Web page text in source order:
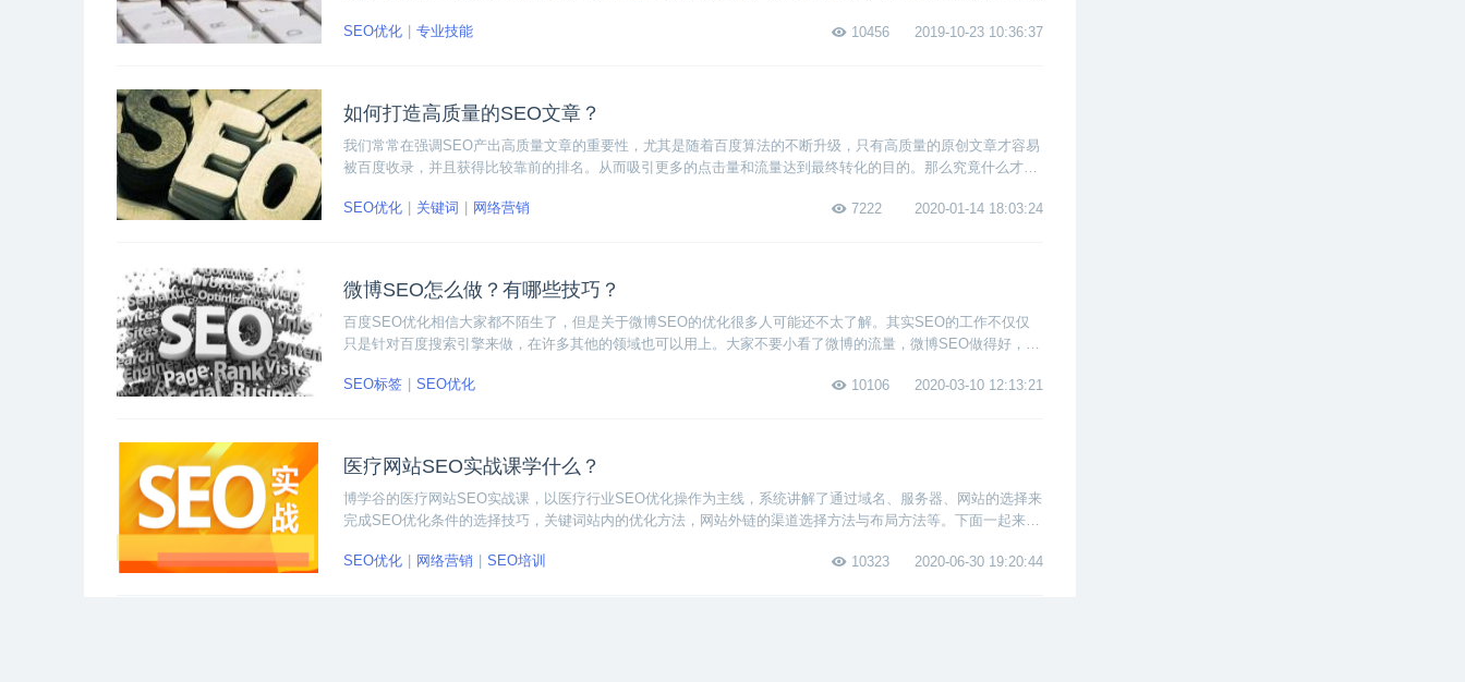
10456
2019-10-23 10:36:37
SEO优化 专业技能
如何打造高质量的SEO文章？
我们常常在强调SEO产出高质量文章的重要性，尤其是随着百度算法的不断升级，只有高质量的原创文章才容易
被百度收录，并且获得比较靠前的排名。从而吸引更多的点击量和流量达到最终转化的目的。那么究竟什么才是
高质量的SEO文章。
7222 2020-01-14 18:03:24
SEO优化 关键词 网络营销
微博SEO怎么做？有哪些技巧？
百度SEO优化相信大家都不陌生了，但是关于微博SEO的优化很多人可能还不太了解。其实SEO的工作不仅仅
只是针对百度搜索引擎来做，在许多其他的领域也可以用上。大家不要小看了微博的流量，微博SEO做得好，将
SEO怎么做？有哪些技巧？
10106 2020-03-10 12:13:21
SEO标签 SEO优化
医疗网站SEO实战课学什么？
博学谷的医疗网站SEO实战课，以医疗行业SEO优化操作为主线，系统讲解了通过域名、服务器、网站的选择来
完成SEO优化条件的选择技巧，关键词站内的优化方法，网站外链的渠道选择方法与布局方法等。下面一起来看
10323
2020-06-30 19:20:44
SEO优化 网络营销 SEO培训